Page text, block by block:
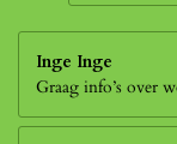
Inge Inge
Graag info’s over